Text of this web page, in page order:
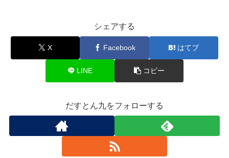
シェアする
X Facebook はてブ
LINE コピー
だすとん九をフォローする